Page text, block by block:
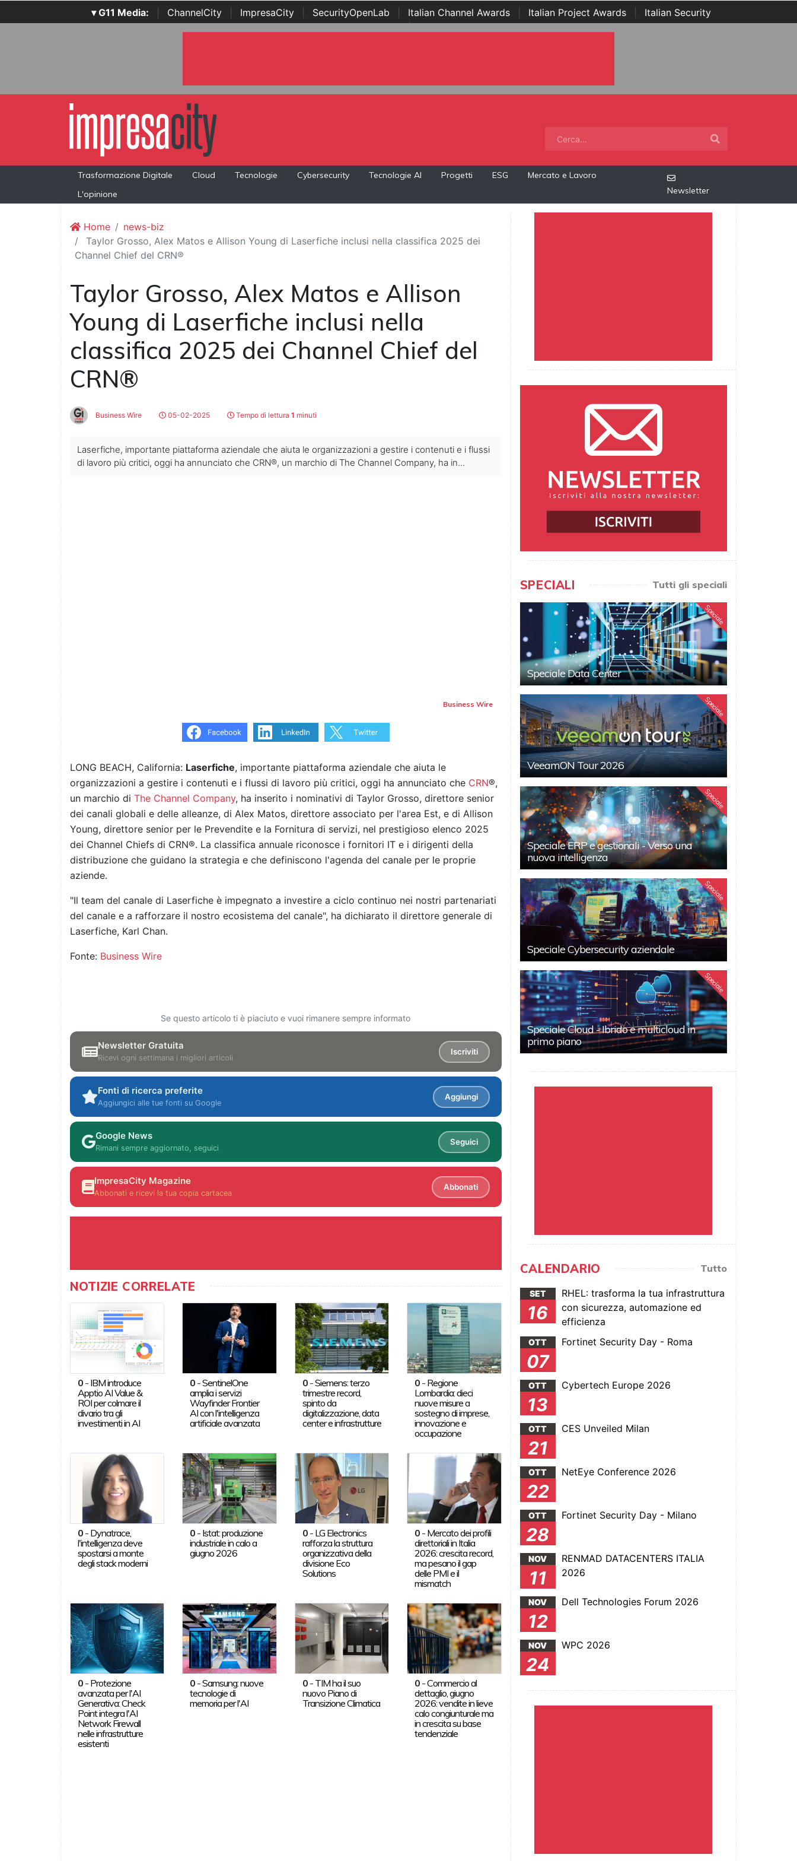
▾ G11 Media: ChannelCity ImpresaCity SecurityOpenLab Italian Channel Awards Italian Project Awards
Italian Security
Awards | ...
Trasformazione Digitale Cloud Tecnologie Cybersecurity Tecnologie AI Progetti ESG
Mercato e Lavoro
L'opinione
Newsletter
Home
news-biz
Taylor Grosso, Alex Matos e Allison Young di Laserfiche inclusi nella classifica 2025 dei
Channel Chief del CRN®
Taylor Grosso, Alex Matos e Allison
Young di Laserfiche inclusi nella
classifica 2025 dei Channel Chief del
CRN®
Business Wire 05-02-2025 Tempo di lettura 1 minuti
Laserfiche, importante piattaforma aziendale che aiuta le organizzazioni a gestire i contenuti e i flussi
di lavoro più critici, oggi ha annunciato che CRN®, un marchio di The Channel Company, ha in...
Business Wire
LONG BEACH, California: Laserfiche, importante piattaforma aziendale che aiuta le
organizzazioni a gestire i contenuti e i flussi di lavoro più critici, oggi ha annunciato che CRN®,
un marchio di The Channel Company, ha inserito i nominativi di Taylor Grosso, direttore senior
dei canali globali e delle alleanze, di Alex Matos, direttore associato per l'area Est, e di Allison
Young, direttore senior per le Prevendite e la Fornitura di servizi, nel prestigioso elenco 2025
dei Channel Chiefs di CRN®. La classifica annuale riconosce i fornitori IT e i dirigenti della
distribuzione che guidano la strategia e che definiscono l'agenda del canale per le proprie
aziende.
"Il team del canale di Laserfiche è impegnato a investire a ciclo continuo nei nostri partenariati
del canale e a rafforzare il nostro ecosistema del canale", ha dichiarato il direttore generale di
Laserfiche, Karl Chan.
Fonte: Business Wire
Se questo articolo ti è piaciuto e vuoi rimanere sempre informato
Newsletter Gratuita
Ricevi ogni settimana i migliori articoli
Iscriviti
Fonti di ricerca preferite
Aggiungici alle tue fonti su Google
Aggiungi
Google News
Rimani sempre aggiornato, seguici
Seguici
ImpresaCity Magazine
Abbonati e ricevi la tua copia cartacea
Abbonati
NOTIZIE CORRELATE
0- IBM introduce
Apptio AI Value &
ROI per colmare il
divario tra gli
investimenti in AI
0 -SentinelOne
amplia i servizi
Wayfinder Frontier
AI con l'intelligenza
artificiale avanzata
0-Siemens: terzo
trimestre record,
spinto da
digitalizzazione, data
center e infrastrutture
0 - Regione
Lombardia: dieci
nuove misure a
sostegno di imprese,
innovazione e
occupazione
0- Dynatrace,
l'intelligenza deve
spostarsi a monte
degli stack moderni
0 - Istat: produzione
industriale in calo a
giugno 2026
0- LG Electronics
rafforza la struttura
organizzativa della
divisione Eco
Solutions
0 - Mercato dei profili
direttoriali in Italia
2026: crescita record,
ma pesano il gap
delle PMI e il
mismatch
0- Protezione
avanzata per l'AI
Generativa: Check
Point integra l'AI
Network Firewall
nelle infrastrutture
esistenti
0 -Samsung: nuove
tecnologie di
memoria per l'AI
0- TIM ha il suo
nuovo Piano di
Transizione Climatica
0 -Commercio al
dettaglio, giugno
2026: vendite in lieve
calo congiunturale ma
in crescita su base
tendenziale
SPECIALI Tutti gli speciali
Speciale
Speciale Data Center
Speciale
VeeamON Tour 2026
Speciale
Speciale ERP e gestionali - Verso una
nuova intelligenza
Speciale
Speciale Cybersecurity aziendale
Speciale
Speciale Cloud - Ibrido e multicloud in
primo piano
CALENDARIO Tutto
SET
16
RHEL: trasforma la tua infrastruttura
con sicurezza, automazione ed
efficienza
OTT
07
Fortinet Security Day - Roma
OTT
13
Cybertech Europe 2026
OTT
21
CES Unveiled Milan
OTT
22
NetEye Conference 2026
OTT
28
Fortinet Security Day - Milano
NOV
11
RENMAD DATACENTERS ITALIA
2026
NOV
12
Dell Technologies Forum 2026
NOV
24
WPC 2026